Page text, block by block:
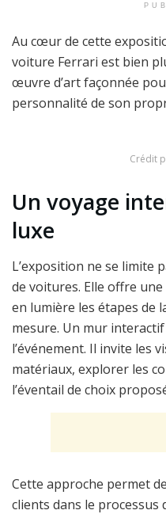
Au cœur de cette
voiture Ferrari est bien
œuvre d’art façonnée
personnalité de son
Crédit
Un voyage
luxe
L’exposition ne se limite
de voitures. Elle offre
en lumière les étapes de
mesure. Un mur
l’événement. Il invite les
matériaux, explorer les
l’éventail de choix
Cette approche permet
clients dans le processus